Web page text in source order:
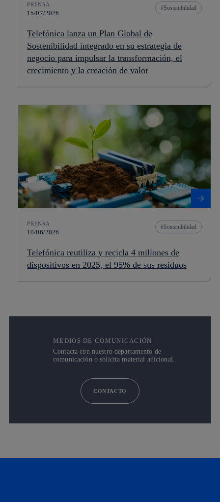
PRENSA
15/07/2026
Sostenibilidad
Telefónica lanza un Plan Global de
Sostenibilidad integrado en su estrategia de
negocio para impulsar la transformación, el
crecimiento y la creación de valor
PRENSA
10/06/2026
Sostenibilidad
Telefónica reutiliza y recicla 4 millones de
dispositivos en 2025, el 95% de sus residuos
MEDIOS DE COMUNICACIÓN
Contacta con nuestro departamento de
comunicación o solicita material adicional.
CONTACTO